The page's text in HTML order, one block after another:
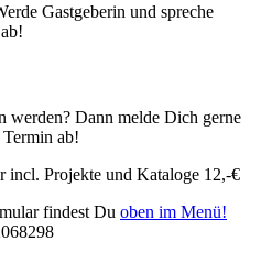
Gastgeberin und spreche
werden? Dann melde Dich gerne
ab!
incl. Projekte und Kataloge 12,-€
findest Du oben im Menü!